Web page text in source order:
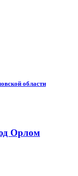
области
Орлом